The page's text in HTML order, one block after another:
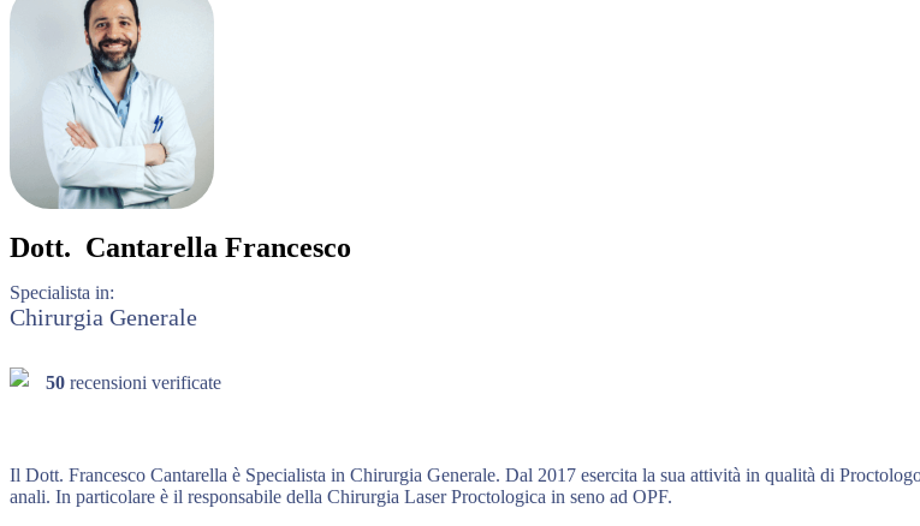
Dott. Cantarella Francesco
Specialista in:
Chirurgia Generale
50 recensioni verificate
Il Dott. Francesco Cantarella è Specialista in Chirurgia Generale. Dal 2017 esercita la sua attività in qualità di
anali. In particolare è il responsabile della Chirurgia Laser Proctologica in seno ad OPF.